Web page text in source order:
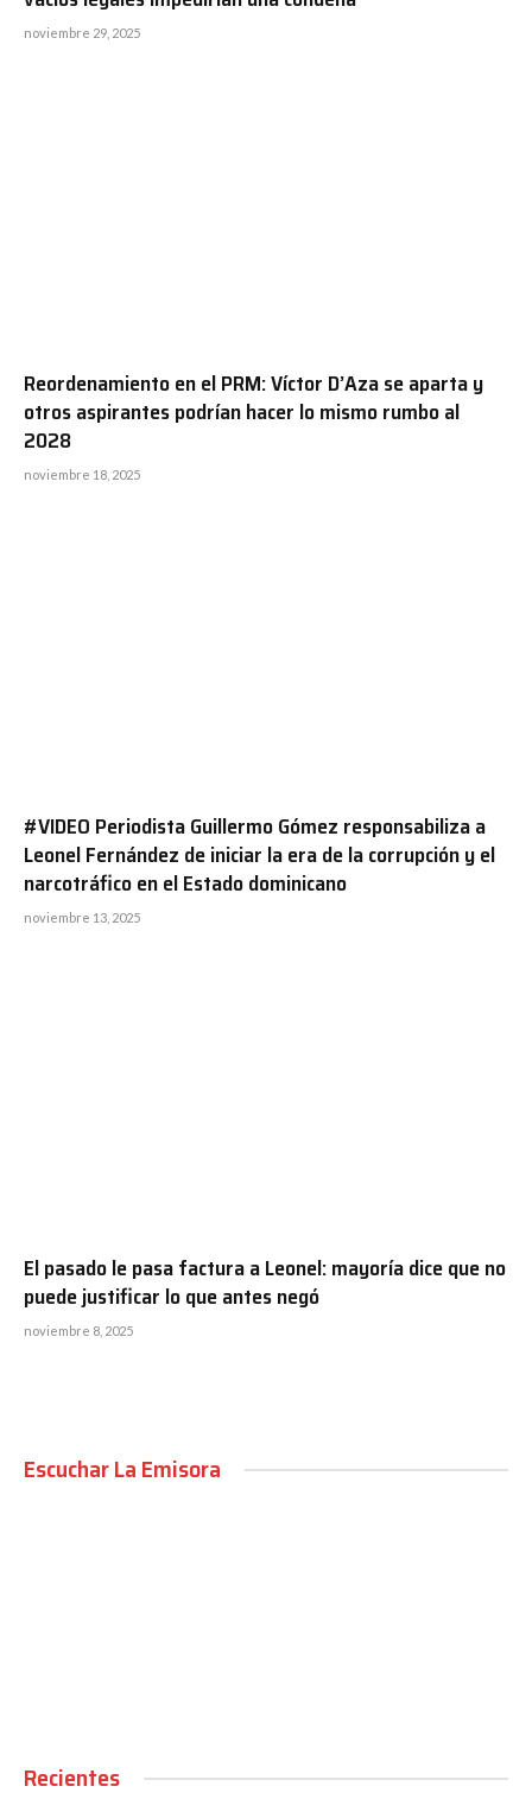
noviembre 29, 2025
Reordenamiento en el PRM: Víctor D’Aza se aparta y
otros aspirantes podrían hacer lo mismo rumbo al
2028
noviembre 18, 2025
#VIDEO Periodista Guillermo Gómez responsabiliza a
Leonel Fernández de iniciar la era de la corrupción y el
narcotráfico en el Estado dominicano
noviembre 13, 2025
El pasado le pasa factura a Leonel: mayoría dice que no
puede justificar lo que antes negó
noviembre 8, 2025
Escuchar La Emisora
Recientes